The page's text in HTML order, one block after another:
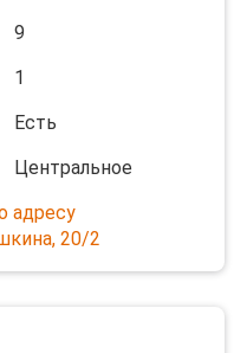
9
1
Есть
Центральное
адресу
20/2